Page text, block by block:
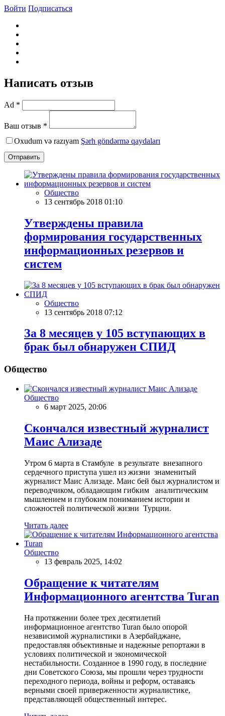
Войти Подписаться
Написать отзыв
Ad *
Ваш отзыв *
Oxudum və razıyam Şərh göndərmə qaydaları
Отправить
Общество
13 сентябрь 2018 01:10
Утверждены правила
формирования государственных
информационных резервов и
систем
Общество
13 сентябрь 2018 07:12
За 8 месяцев у 105 вступающих в
брак был обнаружен СПИД
Общество
Общество
6 март 2025, 20:06
Скончался известный журналист
Маис Ализаде
Утром 6 марта в Стамбуле в результате внезапного
сердечного приступа ушел из жизни знаменитый
журналист Маис Ализаде. Маис бей был журналистом и
переводчиком, обладающим гибким аналитическим
мышлением и глубоким пониманием истории и
сложностей политической жизни Турции.
Читать далее
Общество
13 февраль 2025, 14:02
Обращение к читателям
Информационного агентства Turan
На протяжении более трех десятилетий
информационное агентство Turan было опорой
независимой журналистики в Азербайджане,
предоставляя объективные и надежные репортажи в
условиях политической и экономической
нестабильности. Созданное в 1990 году, в последние
дни Советского Союза, мы прошли через трудности
переходного периода, войны и реформ, оставаясь
верными своей приверженности журналистике,
представляющей общественный интерес.